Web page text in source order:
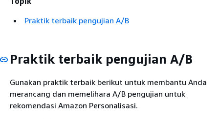
Praktik terbaik pengujian A/B
Praktik terbaik pengujian A/B
Gunakan praktik terbaik berikut untuk membantu Anda
merancang dan memelihara A/B pengujian untuk
rekomendasi Amazon Personalisasi.